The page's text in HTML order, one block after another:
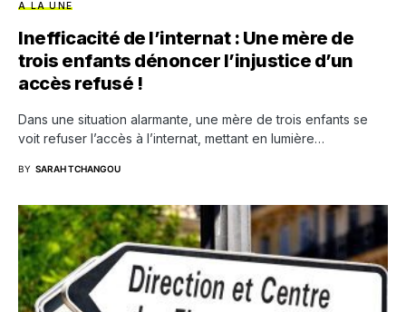
A LA UNE
Inefficacité de l’internat : Une mère de
trois enfants dénoncer l’injustice d’un
accès refusé !
Dans une situation alarmante, une mère de trois enfants se
voit refuser l’accès à l’internat, mettant en lumière…
BY SARAH TCHANGOU